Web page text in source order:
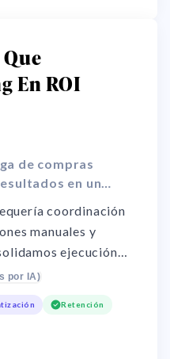
En ROI
de compras
en un
coordinación
manuales y
ejecución
destinatarios y
menor coste
de entrega
único para evaluar
por IA)
Retención